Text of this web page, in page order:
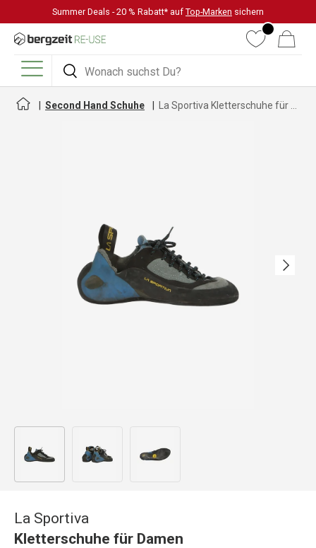
DIREKT ZUM INHALT
Summer Deals - 20 % Rabatt* auf Top-Marken sichern
Suchen
Suchen
WunschlisteWarenkorb
Menü
Second Hand Schuhe
Nächste
Bild 1 in Galerieansicht laden
La Sportiva
Kletterschuhe für Damen